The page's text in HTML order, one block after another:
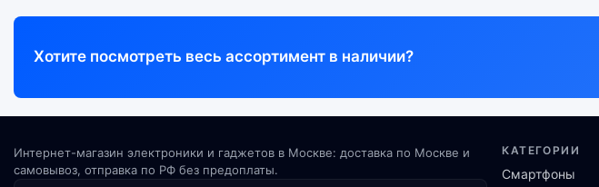
Хотите посмотреть весь ассортимент в наличии?
Интернет-магазин электроники и гаджетов в Москве: доставка по Москве и
самовывоз, отправка по РФ без предоплаты.
КАТЕГОРИИ
Смартфоны